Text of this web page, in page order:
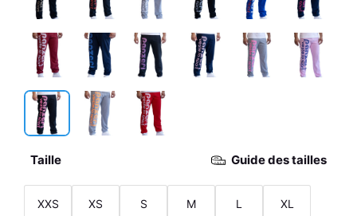
Taille Guide des tailles
XXS XS S M L XL